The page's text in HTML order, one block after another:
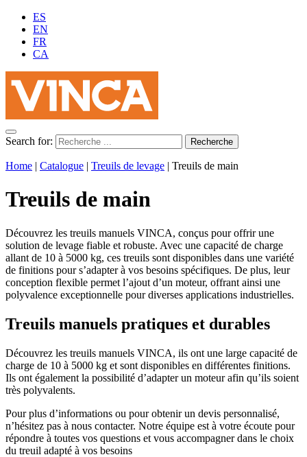
ES
EN
FR
CA
Search for:
Home | Catalogue | Treuils de levage | Treuils de main
Treuils de main
Découvrez les treuils manuels VINCA, conçus pour offrir une
solution de levage fiable et robuste. Avec une capacité de charge
allant de 10 à 5000 kg, ces treuils sont disponibles dans une variété
de finitions pour s’adapter à vos besoins spécifiques. De plus, leur
conception flexible permet l’ajout d’un moteur, offrant ainsi une
polyvalence exceptionnelle pour diverses applications industrielles.
Treuils manuels pratiques et durables
Découvrez les treuils manuels VINCA, ils ont une large capacité de
charge de 10 à 5000 kg et sont disponibles en différentes finitions.
Ils ont également la possibilité d’adapter un moteur afin qu’ils soient
très polyvalents.
Pour plus d’informations ou pour obtenir un devis personnalisé,
n’hésitez pas à nous contacter. Notre équipe est à votre écoute pour
répondre à toutes vos questions et vous accompagner dans le choix
du treuil adapté à vos besoins